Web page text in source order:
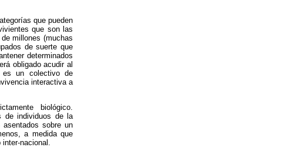
que pueden
que son las
millones (muchas
de suerte que
determinados
obligado acudir al
un colectivo de
interactiva a
biológico.
de individuos de la
sobre un
a medida que
nacional.